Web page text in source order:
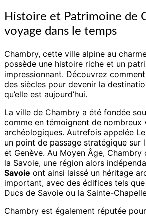
Histoire et Patrimoine de
voyage dans le temps
Chambry, cette ville alpine au
possède une histoire riche et un
impressionnant. Découvrez
des siècles pour devenir la
qu’elle est aujourd’hui.
La ville de Chambry a été fondée
comme en témoignent de nombreux
archéologiques. Autrefois appelée
un point de passage stratégique sur
et Genève. Au Moyen Âge,
la Savoie, une région alors
Savoie ont ainsi laissé un héritage
important, avec des édifices tels
Ducs de Savoie ou la Sainte-
Chambry est également réputée